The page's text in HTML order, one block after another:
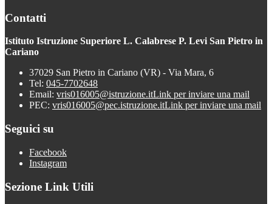
Contatti
Istituto Istruzione Superiore L. Calabrese P. Levi San Pietro in
Cariano
37029 San Pietro in Cariano (VR) - Via Mara, 6
Tel: 045-7702648
Email: vris016005@istruzione.itLink per inviare una mail
PEC: vris016005@pec.istruzione.itLink per inviare una mail
Seguici su
Facebook
Instagram
Sezione Link Utili